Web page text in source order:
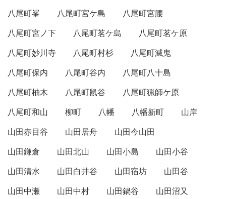
八尾町峯
八尾町宮ケ島
八尾町宮腰
八尾町宮ノ下
八尾町茗ケ島
八尾町茗ケ原
八尾町妙川寺
八尾町村杉
八尾町滅鬼
八尾町保内
八尾町谷内
八尾町八十島
八尾町柚木
八尾町鼠谷
八尾町猟師ケ原
八尾町和山
柳町 八幡 八幡新町
山岸
山田赤目谷
山田居舟
山田今山田
山田鎌倉
山田北山 山田小島
山田小谷
山田清水
山田白井谷 山田宿坊
山田谷
山田中瀬
山田中村 山田鍋谷
山田沼又